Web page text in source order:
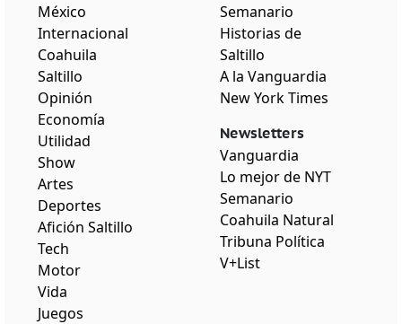
México
Internacional
Coahuila
Saltillo
Opinión
Economía
Utilidad
Show
Artes
Deportes
Afición Saltillo
Tech
Motor
Vida
Juegos
Semanario
Historias de
Saltillo
A la Vanguardia
New York Times
Newsletters
Vanguardia
Lo mejor de NYT
Semanario
Coahuila Natural
Tribuna Política
V+List